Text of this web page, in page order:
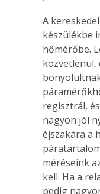
A
készülékbe
hőmérőbe.
közvetlenül,
regisztrál,
nagyon jól
éjszakára a
méréseink
kell. Ha a
pedig